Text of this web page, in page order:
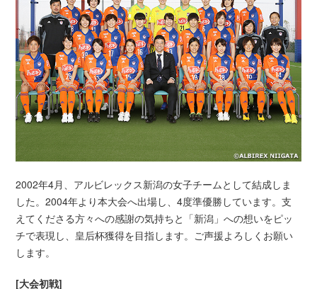
2002年4月、アルビレックス新潟の女子チームとして結成しま
した。2004年より本大会へ出場し、4度準優勝しています。支
えてくださる方々への感謝の気持ちと「新潟」への想いをピッ
チで表現し、皇后杯獲得を目指します。ご声援よろしくお願い
します。
[大会初戦]